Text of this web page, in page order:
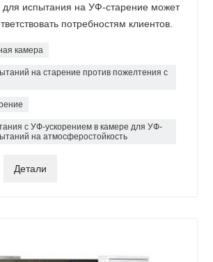
для испытания на УФ-старение может
потребностям клиентов.
камера
на старение против пожелтения с
с УФ-ускорением в камере для УФ-
на атмосферостойкость
Детали